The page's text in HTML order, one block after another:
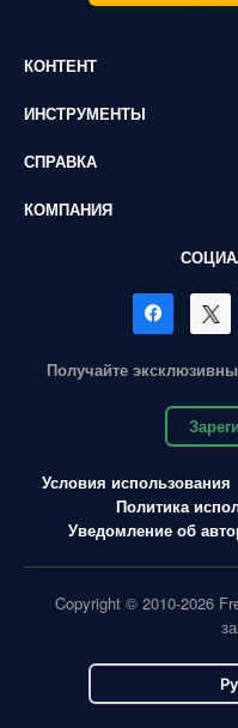
КОНТЕНТ
ИНСТРУМЕНТЫ
СПРАВКА
КОМПАНИЯ
Получайте
Условия использования
Политика
Уведомление об
Copyright © 2010-2026